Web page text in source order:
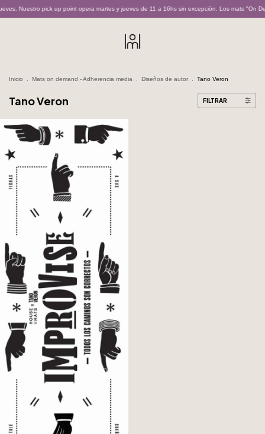
Nuestro pick up point opera martes y jueves de 11 a 16hs sin excepción. Los mats "On
Inicio Mats on demand - Adherencia media Diseños de autor Tano Veron
Tano Veron FILTRAR